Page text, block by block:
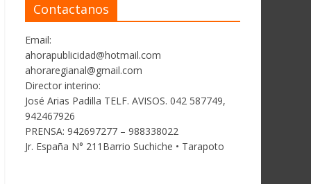
Contactanos
Email:
ahorapublicidad@hotmail.com
ahoraregianal@gmail.com
Director interino:
José Arias Padilla TELF. AVISOS. 042 587749,
942467926
PRENSA: 942697277 – 988338022
Jr. España N° 211Barrio Suchiche • Tarapoto